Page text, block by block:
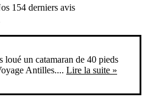
154 derniers avis
loué un catamaran de 40 pieds
Antilles.... Lire la suite »